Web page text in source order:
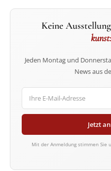
Keine
Jeden Montag und
News aus
Jetzt
Mit der Anmeldung stimmen Sie